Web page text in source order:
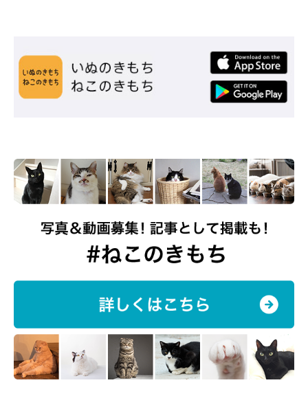
（監修：ねこのきもち獣医師相談室 獣医師・岡本りさ先生）
取材・文／都留朱音
※記事と写真に関連性はありませんので予めご了承ください。